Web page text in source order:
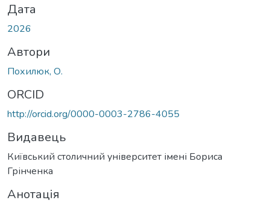
Дата
2026
Автори
Похилюк, О.
ORCID
http://orcid.org/0000-0003-2786-4055
Видавець
Київський столичний університет імені Бориса
Грінченка
Анотація